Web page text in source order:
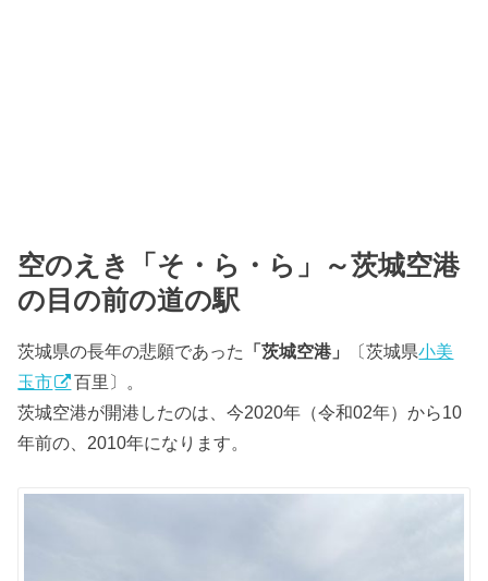
空のえき「そ・ら・ら」～茨城空港
の目の前の道の駅
茨城県の長年の悲願であった 「茨城空港」 〔茨城県小美
玉市
百里〕。
茨城空港が開港したのは、今2020年（令和02年）から10
年前の、2010年になります。